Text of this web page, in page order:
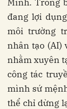
đang lợi
môi trường
nhân tạo (AI)
nhằm xuyên
công tác
mình sứ
thể chỉ dừng